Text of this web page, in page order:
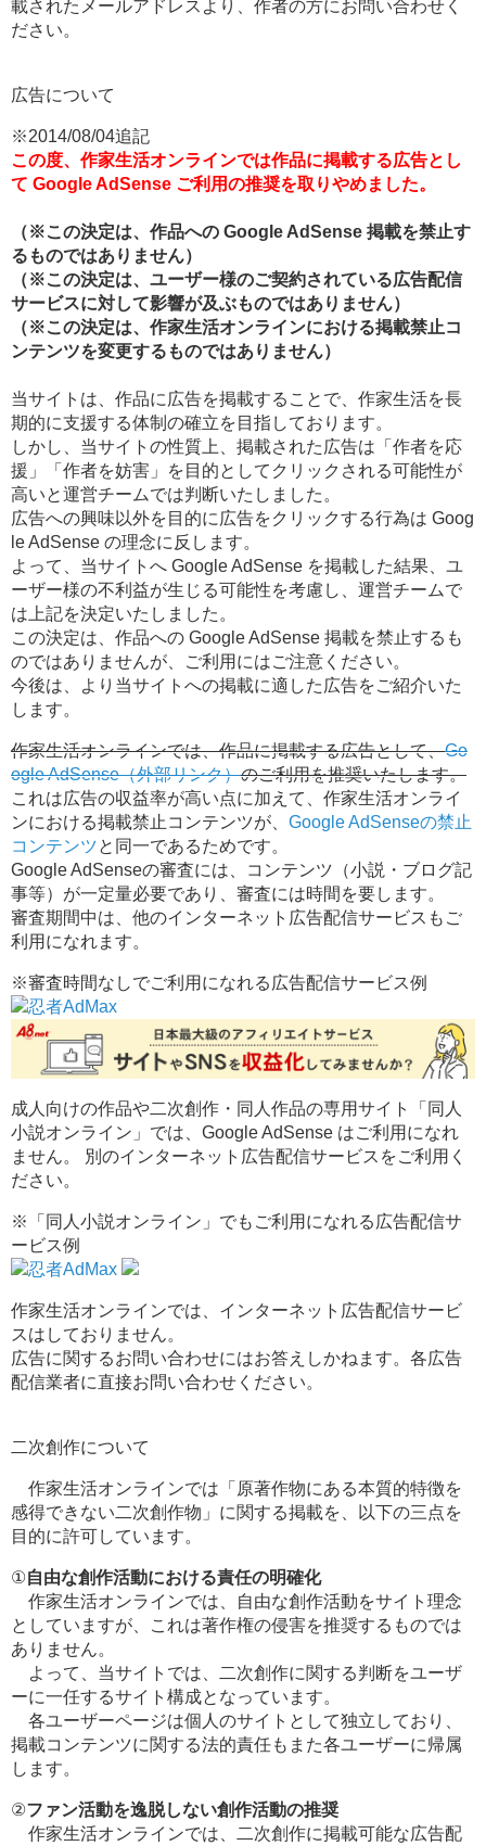
載されたメールアドレスより、作者の方にお問い合わせく
ださい。
広告について
※2014/08/04追記
この度、作家生活オンラインでは作品に掲載する広告とし
て Google AdSense ご利用の推奨を取りやめました。
（※この決定は、作品への Google AdSense 掲載を禁止す
るものではありません）
（※この決定は、ユーザー様のご契約されている広告配信
サービスに対して影響が及ぶものではありません）
（※この決定は、作家生活オンラインにおける掲載禁止コ
ンテンツを変更するものではありません）
当サイトは、作品に広告を掲載することで、作家生活を長
期的に支援する体制の確立を目指しております。
しかし、当サイトの性質上、掲載された広告は「作者を応
援」「作者を妨害」を目的としてクリックされる可能性が
高いと運営チームでは判断いたしました。
広告への興味以外を目的に広告をクリックする行為は Goog
le AdSense の理念に反します。
よって、当サイトへ Google AdSense を掲載した結果、ユ
ーザー様の不利益が生じる可能性を考慮し、運営チームで
は上記を決定いたしました。
この決定は、作品への Google AdSense 掲載を禁止するも
のではありませんが、ご利用にはご注意ください。
今後は、より当サイトへの掲載に適した広告をご紹介いた
します。
作家生活オンラインでは、作品に掲載する広告として、Go
ogle AdSense（外部リンク）のご利用を推奨いたします。
これは広告の収益率が高い点に加えて、作家生活オンライ
ンにおける掲載禁止コンテンツが、 Google AdSenseの禁止
コンテンツと同一であるためです。
Google AdSenseの審査には、コンテンツ（小説・ブログ記
事等）が一定量必要であり、審査には時間を要します。
審査期間中は、他のインターネット広告配信サービスもご
利用になれます。
※審査時間なしでご利用になれる広告配信サービス例
成人向けの作品や二次創作・同人作品の専用サイト「同人
小説オンライン」では、Google AdSense はご利用になれ
ません。 別のインターネット広告配信サービスをご利用く
ださい。
※「同人小説オンライン」でもご利用になれる広告配信サ
ービス例
作家生活オンラインでは、インターネット広告配信サービ
スはしておりません。
広告に関するお問い合わせにはお答えしかねます。各広告
配信業者に直接お問い合わせください。
二次創作について
作家生活オンラインでは「原著作物にある本質的特徴を
感得できない二次創作物」に関する掲載を、以下の三点を
目的に許可しています。
①自由な創作活動における責任の明確化
作家生活オンラインでは、自由な創作活動をサイト理念
としていますが、これは著作権の侵害を推奨するものでは
ありません。
よって、当サイトでは、二次創作に関する判断をユーザ
ーに一任するサイト構成となっています。
各ユーザーページは個人のサイトとして独立しており、
掲載コンテンツに関する法的責任もまた各ユーザーに帰属
します。
②ファン活動を逸脱しない創作活動の推奨
作家生活オンラインでは、二次創作に掲載可能な広告配